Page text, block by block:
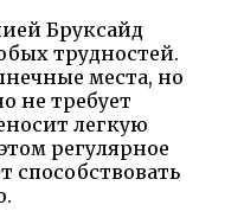
Бруксайд
трудностей.
места, но
не требует
легкую
регулярное
способствовать